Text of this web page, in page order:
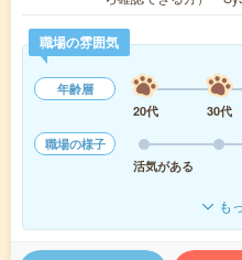
職場の雰囲気
年齢層
20代
30代
職場の様子
活気がある
も